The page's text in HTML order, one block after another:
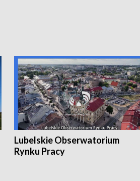
Lubelskie Obserwatorium
Rynku Pracy